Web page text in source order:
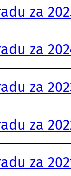
za
za
za
za
za